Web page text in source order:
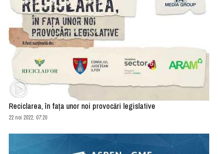
Reciclarea, în fața unor noi provocări legislative
22 noi 2022, 07:20